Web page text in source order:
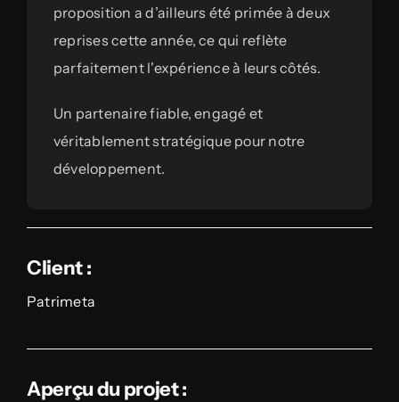
proposition a d’ailleurs été primée à deux
reprises cette année, ce qui reflète
parfaitement l'expérience à leurs côtés.
Un partenaire fiable, engagé et
véritablement stratégique pour notre
développement.
Client :
Patrimeta
Aperçu du projet :